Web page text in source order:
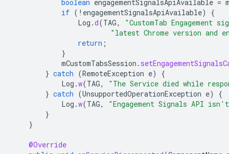
boolean engagementSignalsApiAvailable =
if ( ! engagementSignalsApiAvailable)
{
Log .d(TAG,
"CustomTab
"latest Chrome version and
return ;
}
mCustomTabsSession .
} catch (RemoteException e)
{
Log .w(TAG,
"The Service died while
} catch (UnsupportedOperationException e)
{
Log .w(TAG,
"Engagement Signals API
}
}
@Override